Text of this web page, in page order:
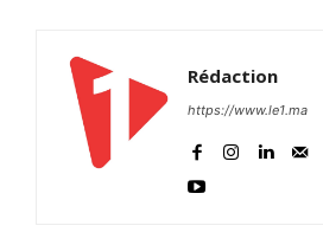
Rédaction
https://www.le1.ma